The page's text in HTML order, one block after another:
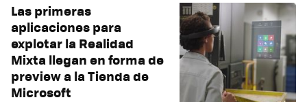
Las primeras
aplicaciones para
explotar la Realidad
Mixta llegan en forma de
preview a la Tienda de
Microsoft